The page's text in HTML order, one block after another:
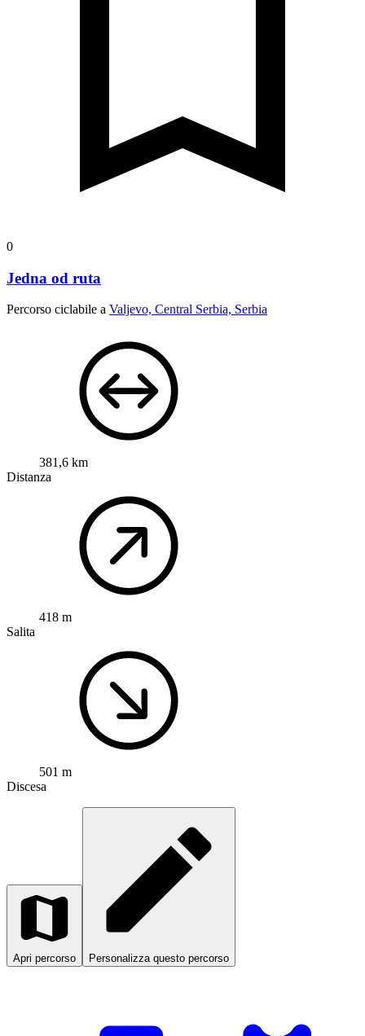
0
Jedna od ruta
Percorso ciclabile a Valjevo, Central Serbia, Serbia
381,6 km
Distanza
418 m
Salita
501 m
Discesa
Apri percorso Personalizza questo percorso